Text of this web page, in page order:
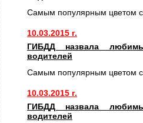
Самым популярным цветом
10.03.2015 г.
ГИБДД назвала
водителей
Самым популярным цветом
10.03.2015 г.
ГИБДД назвала
водителей